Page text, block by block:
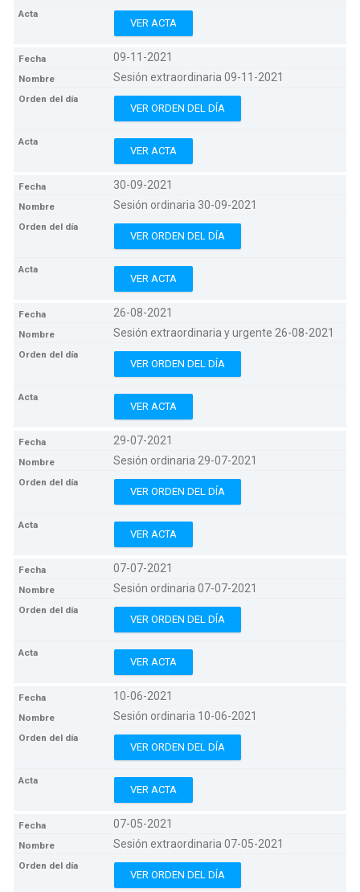
VER ACTA
09-11-2021
Sesión extraordinaria 09-11-2021
VER ORDEN DEL DÍA
VER ACTA
30-09-2021
Sesión ordinaria 30-09-2021
VER ORDEN DEL DÍA
VER ACTA
26-08-2021
Sesión extraordinaria y urgente 26-08-2021
VER ORDEN DEL DÍA
VER ACTA
29-07-2021
Sesión ordinaria 29-07-2021
VER ORDEN DEL DÍA
VER ACTA
07-07-2021
Sesión ordinaria 07-07-2021
VER ORDEN DEL DÍA
VER ACTA
10-06-2021
Sesión ordinaria 10-06-2021
VER ORDEN DEL DÍA
VER ACTA
07-05-2021
Sesión extraordinaria 07-05-2021
VER ORDEN DEL DÍA